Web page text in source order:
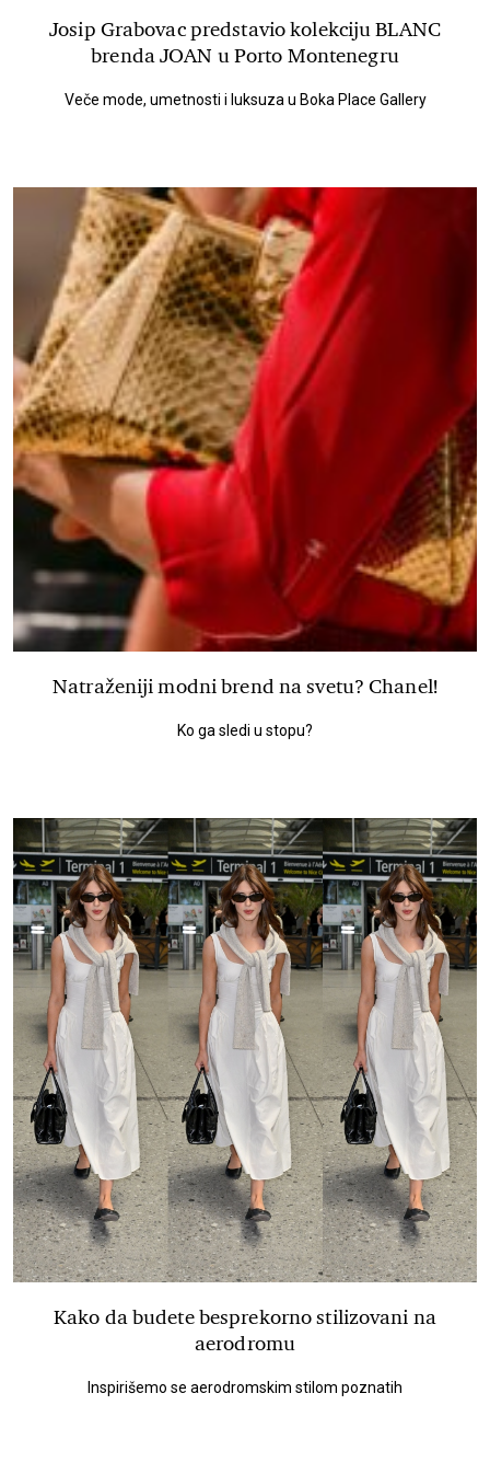
Josip Grabovac predstavio kolekciju BLANC
brenda JOAN u Porto Montenegru
Veče mode, umetnosti i luksuza u Boka Place Gallery
Natraženiji modni brend na svetu? Chanel!
Ko ga sledi u stopu?
Kako da budete besprekorno stilizovani na
aerodromu
Inspirišemo se aerodromskim stilom poznatih